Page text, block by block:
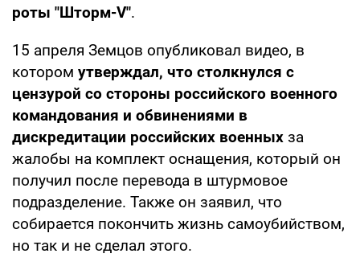
роты "Шторм-V".
15 апреля Земцов опубликовал видео, в
котором утверждал, что столкнулся с
цензурой со стороны российского военного
командования и обвинениями в
дискредитации российских военных за
жалобы на комплект оснащения, который он
получил после перевода в штурмовое
подразделение. Также он заявил, что
собирается покончить жизнь самоубийством,
но так и не сделал этого.